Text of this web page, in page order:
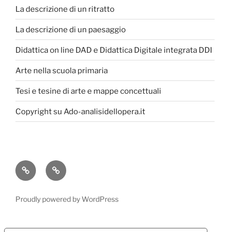
La descrizione di un ritratto
La descrizione di un paesaggio
Didattica on line DAD e Didattica Digitale integrata DDI
Arte nella scuola primaria
Tesi e tesine di arte e mappe concettuali
Copyright su Ado-analisidellopera.it
Privacy
Policy
Cookie
Poicy
Proudly powered by WordPress